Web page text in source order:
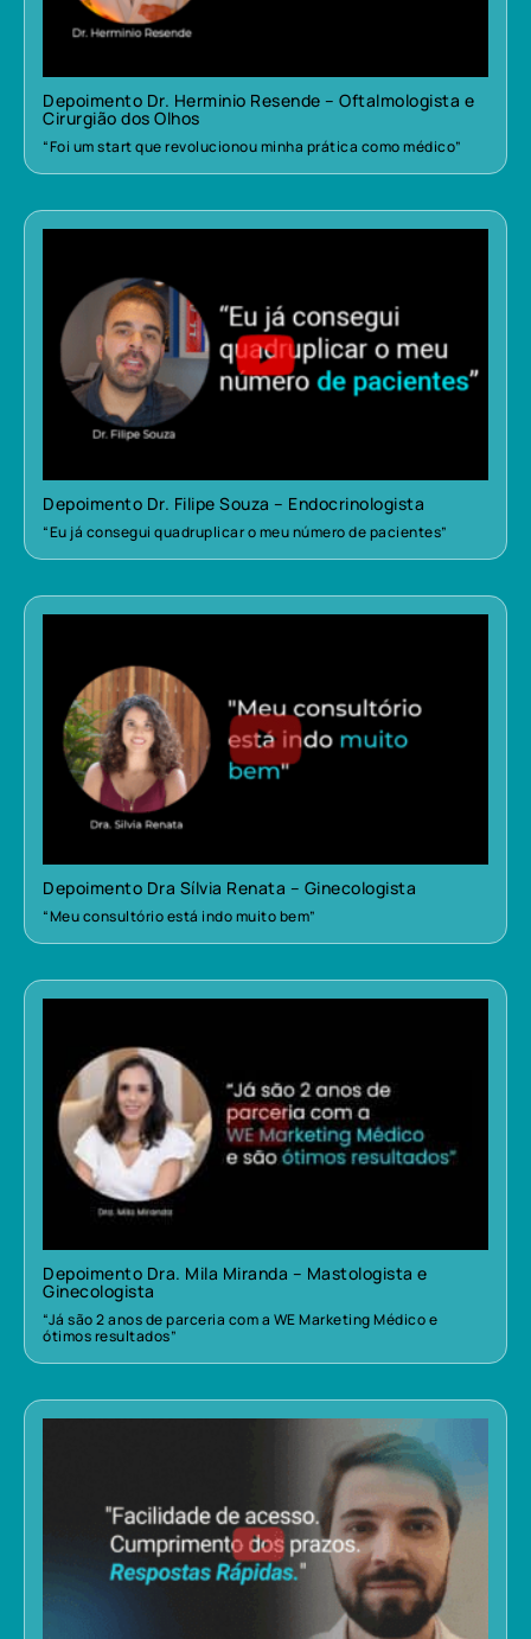
Depoimento Dr. Herminio Resende – Oftalmologista e
Cirurgião dos Olhos
“Foi um start que revolucionou minha prática como médico”
Depoimento Dr. Filipe Souza – Endocrinologista
“Eu já consegui quadruplicar o meu número de pacientes”
Depoimento Dra Sílvia Renata – Ginecologista
“Meu consultório está indo muito bem”
Depoimento Dra. Mila Miranda – Mastologista e
Ginecologista
“Já são 2 anos de parceria com a WE Marketing Médico e
ótimos resultados”